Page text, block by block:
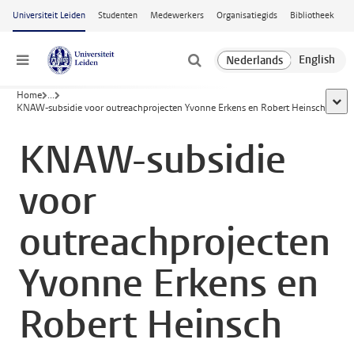
Ga naar hoofdinhoud
Universiteit Leiden Studenten Medewerkers Organisatiegids Bibliotheek
Menu
Home ...
KNAW-subsidie voor outreachprojecten Yvonne Erkens en Robert Heinsch
toon
KNAW-subsidie
voor
outreachprojecten
Yvonne Erkens en
Robert Heinsch